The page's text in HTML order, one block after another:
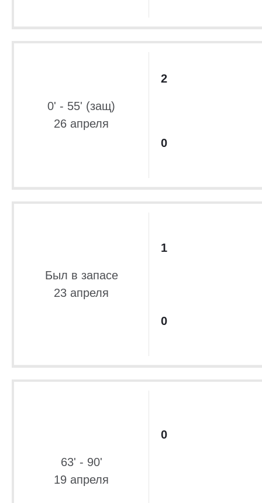
0' - 55' (защ)
26 апреля
2
0
Был в запасе
23 апреля
1
0
63' - 90'
19 апреля
0